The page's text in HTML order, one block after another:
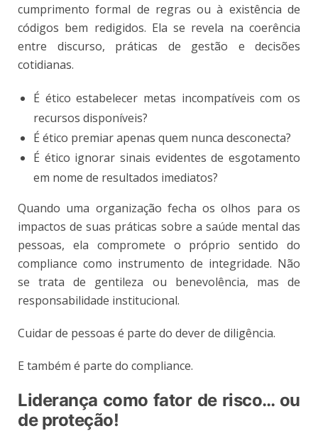
cumprimento formal de regras ou à existência de
códigos bem redigidos. Ela se revela na coerência
entre discurso, práticas de gestão e decisões
cotidianas.
É ético estabelecer metas incompatíveis com os
recursos disponíveis?
É ético premiar apenas quem nunca desconecta?
É ético ignorar sinais evidentes de esgotamento
em nome de resultados imediatos?
Quando uma organização fecha os olhos para os
impactos de suas práticas sobre a saúde mental das
pessoas, ela compromete o próprio sentido do
compliance como instrumento de integridade. Não
se trata de gentileza ou benevolência, mas de
responsabilidade institucional.
Cuidar de pessoas é parte do dever de diligência.
E também é parte do compliance.
Liderança como fator de risco… ou
de proteção!